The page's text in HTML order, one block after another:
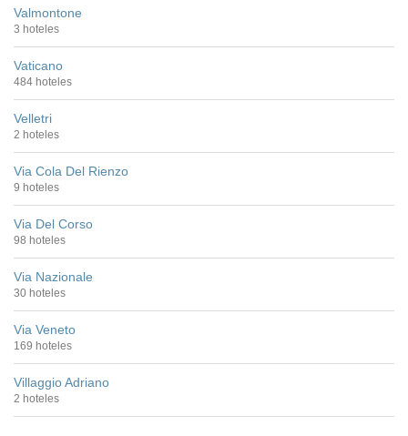
Valmontone
3 hoteles
Vaticano
484 hoteles
Velletri
2 hoteles
Via Cola Del Rienzo
9 hoteles
Via Del Corso
98 hoteles
Via Nazionale
30 hoteles
Via Veneto
169 hoteles
Villaggio Adriano
2 hoteles